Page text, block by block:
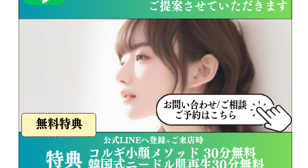
無料特典
ご提案させていただきます
お問い合わせ/ご相談
ご予約はこちら
公式LINEへ登録+ご来店時
コルギ小顔メソッド 30分無料
韓国式ニードル肌再生30分無料
特典